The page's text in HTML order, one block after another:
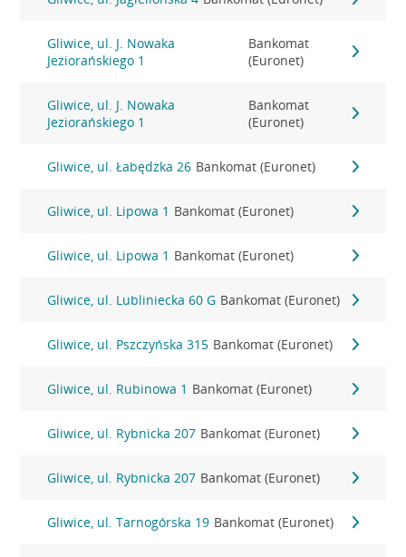
Gliwice, ul. J. Nowaka
Jeziorańskiego 1
Bankomat
(Euronet)
Gliwice, ul. J. Nowaka
Jeziorańskiego 1
Bankomat
(Euronet)
Gliwice, ul. Łabędzka 26 Bankomat (Euronet)
Gliwice, ul. Lipowa 1 Bankomat (Euronet)
Gliwice, ul. Lipowa 1 Bankomat (Euronet)
Gliwice, ul. Lubliniecka 60 G Bankomat (Euronet)
Gliwice, ul. Pszczyńska 315 Bankomat (Euronet)
Gliwice, ul. Rubinowa 1 Bankomat (Euronet)
Gliwice, ul. Rybnicka 207 Bankomat (Euronet)
Gliwice, ul. Rybnicka 207 Bankomat (Euronet)
Gliwice, ul. Tarnogórska 19 Bankomat (Euronet)